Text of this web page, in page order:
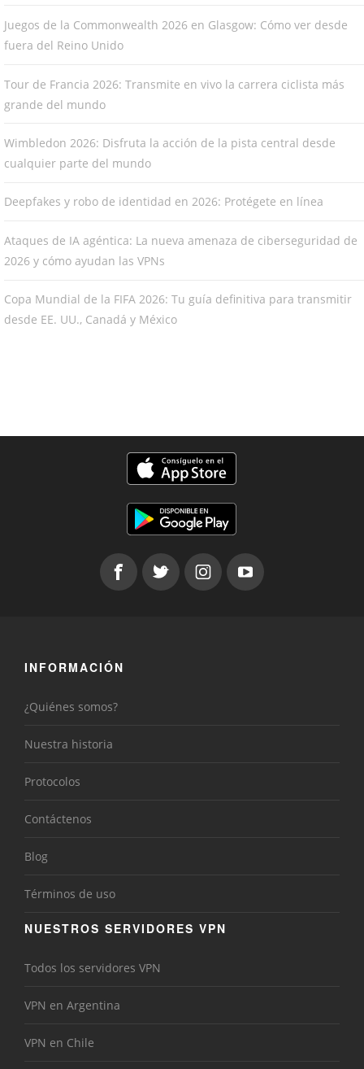
Juegos de la Commonwealth 2026 en Glasgow: Cómo ver desde
fuera del Reino Unido
Tour de Francia 2026: Transmite en vivo la carrera ciclista más
grande del mundo
Wimbledon 2026: Disfruta la acción de la pista central desde
cualquier parte del mundo
Deepfakes y robo de identidad en 2026: Protégete en línea
Ataques de IA agéntica: La nueva amenaza de ciberseguridad de
2026 y cómo ayudan las VPNs
Copa Mundial de la FIFA 2026: Tu guía definitiva para transmitir
desde EE. UU., Canadá y México
INFORMACIÓN
¿Quiénes somos?
Nuestra historia
Protocolos
Contáctenos
Blog
Términos de uso
NUESTROS SERVIDORES VPN
Todos los servidores VPN
VPN en Argentina
VPN en Chile